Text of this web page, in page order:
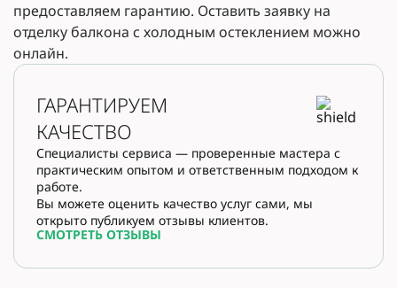
предоставляем гарантию. Оставить заявку на
отделку балкона с холодным остеклением можно
онлайн.
ГАРАНТИРУЕМ
КАЧЕСТВО
Специалисты сервиса — проверенные мастера с
практическим опытом и ответственным подходом к
работе.
Вы можете оценить качество услуг сами, мы
открыто публикуем отзывы клиентов.
СМОТРЕТЬ ОТЗЫВЫ